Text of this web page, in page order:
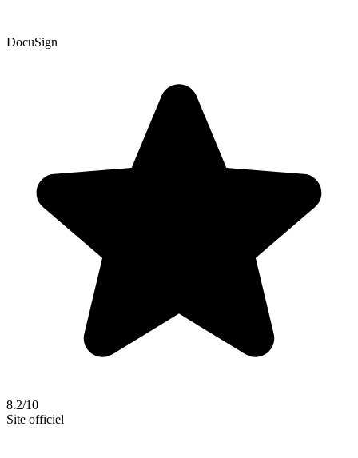
DocuSign
8.2/10
Site officiel